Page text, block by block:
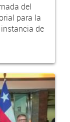
del
para la
de